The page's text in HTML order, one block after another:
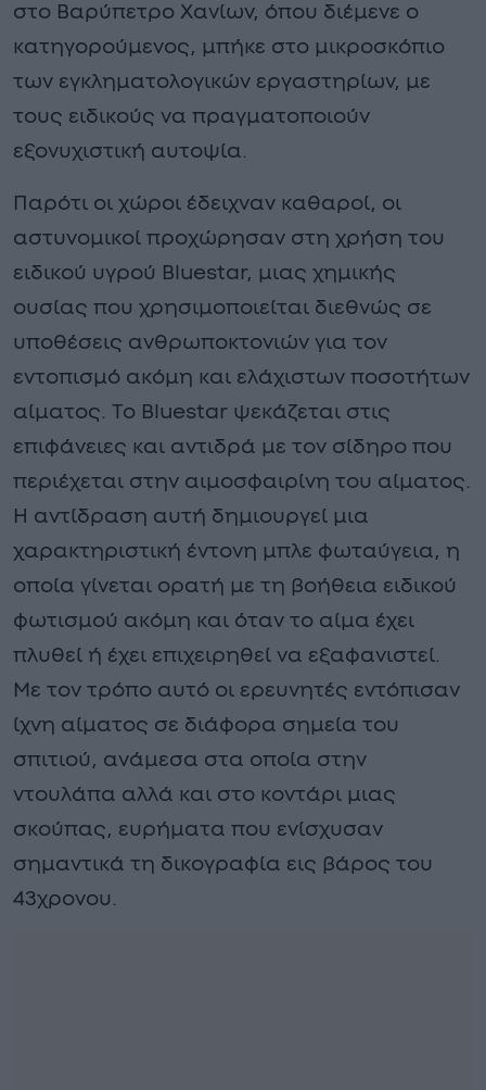
στο Βαρύπετρο Χανίων, όπου διέμενε ο
κατηγορούμενος, μπήκε στο μικροσκόπιο
των εγκληματολογικών εργαστηρίων, με
τους ειδικούς να πραγματοποιούν
εξονυχιστική αυτοψία.
Παρότι οι χώροι έδειχναν καθαροί, οι
αστυνομικοί προχώρησαν στη χρήση του
ειδικού υγρού Bluestar, μιας χημικής
ουσίας που χρησιμοποιείται διεθνώς σε
υποθέσεις ανθρωποκτονιών για τον
εντοπισμό ακόμη και ελάχιστων ποσοτήτων
αίματος. Το Bluestar ψεκάζεται στις
επιφάνειες και αντιδρά με τον σίδηρο που
περιέχεται στην αιμοσφαιρίνη του αίματος.
Η αντίδραση αυτή δημιουργεί μια
χαρακτηριστική έντονη μπλε φωταύγεια, η
οποία γίνεται ορατή με τη βοήθεια ειδικού
φωτισμού ακόμη και όταν το αίμα έχει
πλυθεί ή έχει επιχειρηθεί να εξαφανιστεί.
Με τον τρόπο αυτό οι ερευνητές εντόπισαν
ίχνη αίματος σε διάφορα σημεία του
σπιτιού, ανάμεσα στα οποία στην
ντουλάπα αλλά και στο κοντάρι μιας
σκούπας, ευρήματα που ενίσχυσαν
σημαντικά τη δικογραφία εις βάρος του
43χρονου.